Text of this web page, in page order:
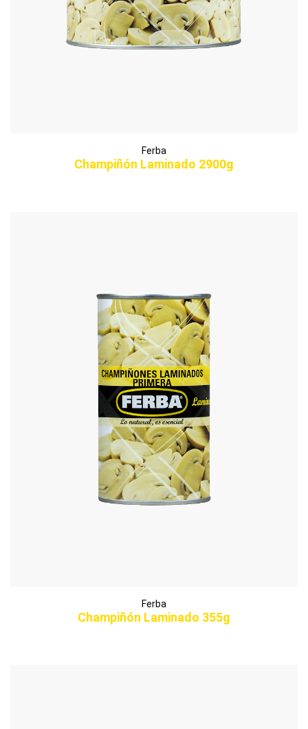
Ferba
Champiñón Laminado 2900g
Ferba
Champiñón Laminado 355g